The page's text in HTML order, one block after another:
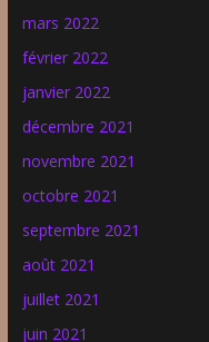
mars 2022
février 2022
janvier 2022
décembre 2021
novembre 2021
octobre 2021
septembre 2021
août 2021
juillet 2021
juin 2021